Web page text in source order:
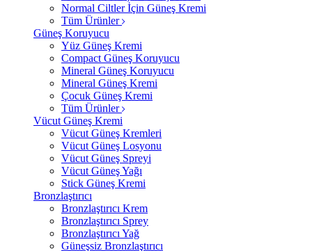
Normal Ciltler İçin Güneş Kremi
Tüm Ürünler
Güneş Koruyucu
Yüz Güneş Kremi
Compact Güneş Koruyucu
Mineral Güneş Koruyucu
Mineral Güneş Kremi
Çocuk Güneş Kremi
Tüm Ürünler
Vücut Güneş Kremi
Vücut Güneş Kremleri
Vücut Güneş Losyonu
Vücut Güneş Spreyi
Vücut Güneş Yağı
Stick Güneş Kremi
Bronzlaştırıcı
Bronzlaştırıcı Krem
Bronzlaştırıcı Sprey
Bronzlaştırıcı Yağ
Güneşsiz Bronzlaştırıcı